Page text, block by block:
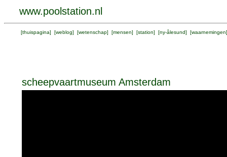
www.poolstation.nl
[thuispagina] [weblog] [wetenschap] [mensen] [station] [ny-ålesund] [waarnemingen
scheepvaartmuseum Amsterdam